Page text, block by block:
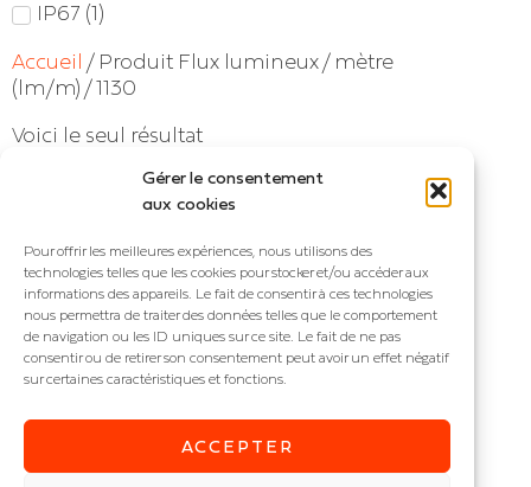
Gérer le consentement
aux cookies
Pour offrir les meilleures expériences, nous utilisons des
technologies telles que les cookies pour stocker et/ou accéder aux
informations des appareils. Le fait de consentir à ces technologies
nous permettra de traiter des données telles que le comportement
de navigation ou les ID uniques sur ce site. Le fait de ne pas
consentir ou de retirer son consentement peut avoir un effet négatif
sur certaines caractéristiques et fonctions.
ACCEPTER
IP67 (1)
Accueil / Produit Flux lumineux / mètre
(lm/m) / 1130
Voici le seul résultat